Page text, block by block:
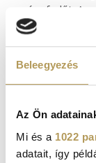
Beleegyezés
Az Ön
Mi és a 1022
adatait, így
gégefedőt.
felbontású
különféle
A vizsgálatot
részletes